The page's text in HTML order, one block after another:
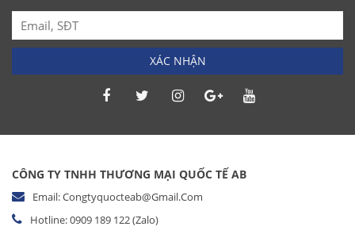
XÁC NHẬN
CÔNG TY TNHH THƯƠNG MẠI QUỐC TẾ AB
Email: Congtyquocteab@gmail.com
Hotline: 0909 189 122 (Zalo)